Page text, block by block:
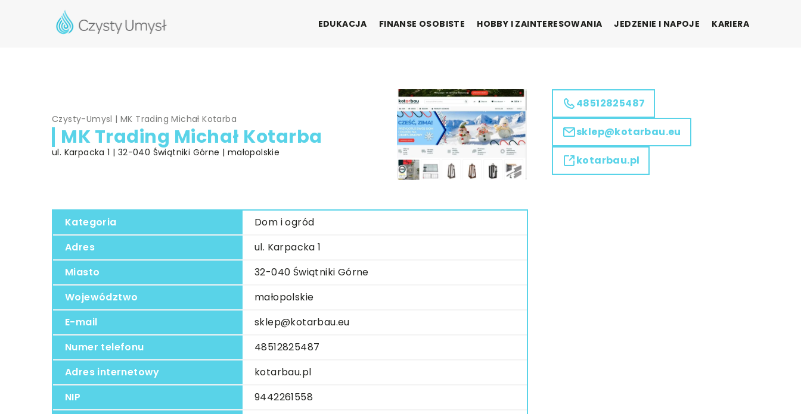
EDUKACJA FINANSE OSOBISTE HOBBY I ZAINTERESOWANIA JEDZENIE I NAPOJE KARIERA
Czysty-Umysl |MK Trading Michał Kotarba
MK Trading Michał Kotarba
ul. Karpacka 1 | 32-040 Świątniki Górne | małopolskie
Kategoria
Dom i ogród
Adres
ul. Karpacka 1
Miasto
32-040 Świątniki Górne
Województwo
małopolskie
E-mail
sklep@kotarbau.eu
Numer telefonu
48512825487
Adres internetowy
kotarbau.pl
NIP
9442261558
48512825487
sklep@kotarbau.eu
kotarbau.pl